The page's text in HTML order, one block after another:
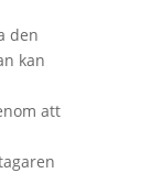
den
kan
att